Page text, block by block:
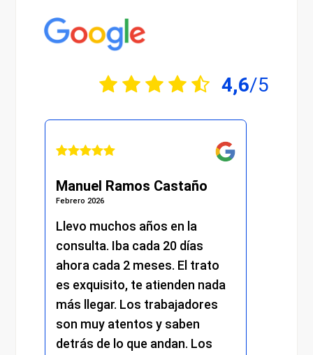
4,6/5
Manuel Ramos Castaño
Febrero 2026
Llevo muchos años en la
consulta. Iba cada 20 días
ahora cada 2 meses. El trato
es exquisito, te atienden nada
más llegar. Los trabajadores
son muy atentos y saben
detrás de lo que andan. Los